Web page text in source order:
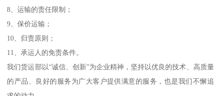
8、运输的责任限制；
9、保价运输；
10、归责原则；
11、承运人的免责条件。
我们货运部以“诚信、创新”为企业精神，坚持以优良的技术、高质量
的产品、良好的服务为广大客户提供满意的服务，也是我们不懈追